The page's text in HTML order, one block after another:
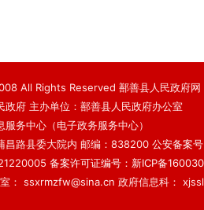
All Rights Reserved 鄯善县人民政府网
政府 主办单位：鄯善县人民政府办公室
务中心（电子政务服务中心）
昌路县委大院内 邮编：838200 公安备案
备案许可证编号：新ICP备
： ssxrmzfw@sina.cn 政府信息科：